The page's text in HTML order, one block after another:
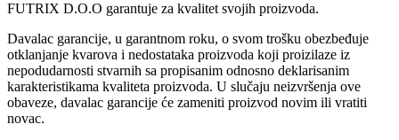
FUTRIX D.O.O garantuje za kvalitet svojih proizvoda.
Davalac garancije, u garantnom roku, o svom trošku obezbeđuje
otklanjanje kvarova i nedostataka proizvoda koji proizilaze iz
nepodudarnosti stvarnih sa propisanim odnosno deklarisanim
karakteristikama kvaliteta proizvoda. U slučaju neizvršenja ove
obaveze, davalac garancije će zameniti proizvod novim ili vratiti
novac.